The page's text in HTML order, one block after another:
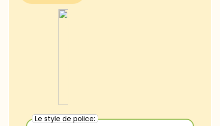
Le style de police: